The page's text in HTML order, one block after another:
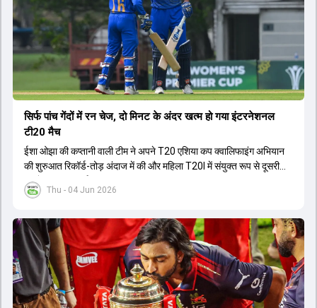
Thu - 04 Jun 2026
सिर्फ पांच गेंदों में रन चेज, दो मिनट के अंदर खत्म हो गया इंटरनेशनल
टी20 मैच
ईशा ओझा की कप्तानी वाली टीम ने अपने T20 एशिया कप क्वालिफाइंग अभियान
की शुरुआत रिकॉर्ड-तोड़ अंदाज में की और महिला T20I में संयुक्त रूप से दूसरी
सबसे बड़ी जीत दर्ज की.